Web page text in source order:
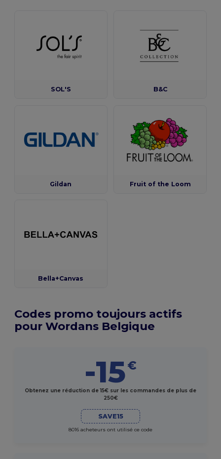
SOL'S B&C
Gildan Fruit of the Loom
Bella+Canvas
Codes promo toujours actifs
pour Wordans Belgique
-15€
Obtenez une réduction de 15€ sur les commandes de plus de
250€
SAVE15
8016 acheteurs ont utilisé ce code